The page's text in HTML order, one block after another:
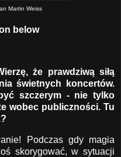
Martin Weiss
below
że prawdziwą siłą
świetnych koncertów.
szczerym - nie tylko
wobec publiczności. Tu
Podczas gdy magia
skorygować, w sytuacji